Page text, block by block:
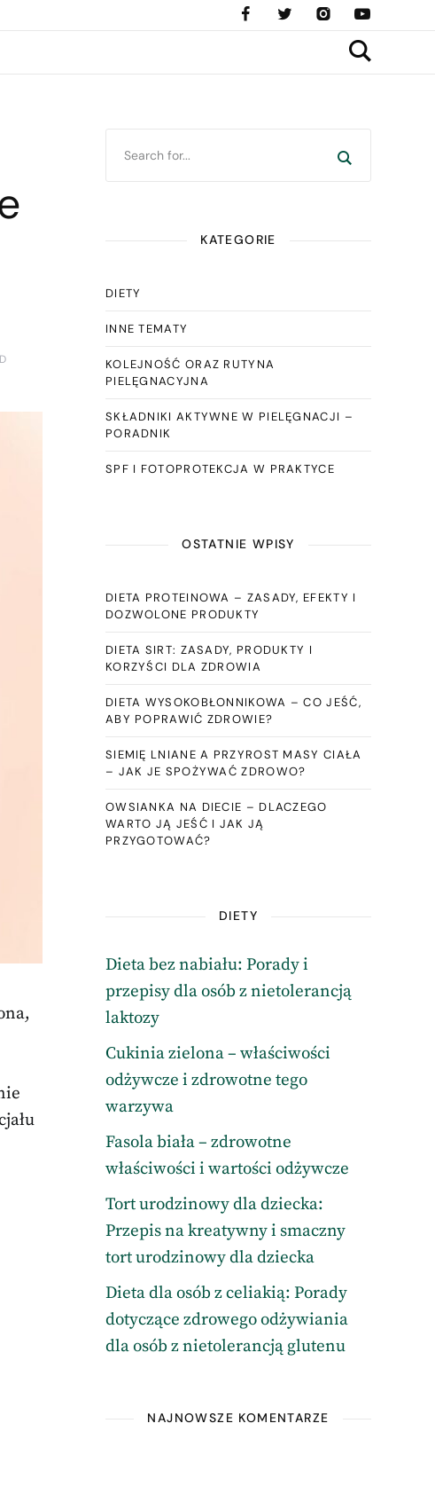
KATEGORIE
DIETY
INNE TEMATY
KOLEJNOŚĆ ORAZ RUTYNA
PIELĘGNACYJNA
SKŁADNIKI AKTYWNE W PIELĘGNACJI –
PORADNIK
SPF I FOTOPROTEKCJA W PRAKTYCE
OSTATNIE WPISY
DIETA PROTEINOWA – ZASADY, EFEKTY I
DOZWOLONE PRODUKTY
DIETA SIRT: ZASADY, PRODUKTY I
KORZYŚCI DLA ZDROWIA
DIETA WYSOKOBŁONNIKOWA – CO JEŚĆ,
ABY POPRAWIĆ ZDROWIE?
SIEMIĘ LNIANE A PRZYROST MASY CIAŁA
– JAK JE SPOŻYWAĆ ZDROWO?
OWSIANKA NA DIECIE – DLACZEGO
WARTO JĄ JEŚĆ I JAK JĄ
PRZYGOTOWAĆ?
DIETY
Dieta bez nabiału: Porady i
przepisy dla osób z nietolerancją
laktozy
Cukinia zielona – właściwości
odżywcze i zdrowotne tego
warzywa
Fasola biała – zdrowotne
właściwości i wartości odżywcze
Tort urodzinowy dla dziecka:
Przepis na kreatywny i smaczny
tort urodzinowy dla dziecka
Dieta dla osób z celiakią: Porady
dotyczące zdrowego odżywiania
dla osób z nietolerancją glutenu
NAJNOWSZE KOMENTARZE